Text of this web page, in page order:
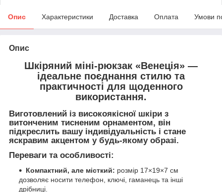
Опис Характеристики Доставка Оплата Умови
Опис
Шкіряний міні-рюкзак «Венеція» —
ідеальне поєднання стилю та
практичності для щоденного
використання.
Виготовлений із високоякісної шкіри з
витонченим тисненим орнаментом, він
підкреслить вашу індивідуальність і стане
яскравим акцентом у будь-якому образі.
Переваги та особливості:
Компактний, але місткий: розмір 17×19×7 см
дозволяє носити телефон, ключі, гаманець та інші
дрібниці.